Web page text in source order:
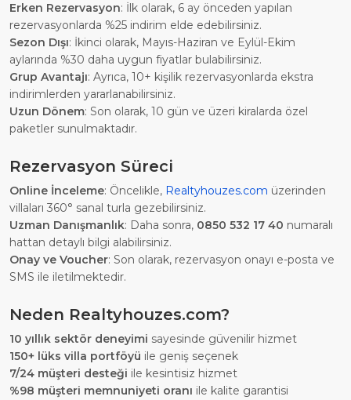
Erken Rezervasyon: İlk olarak, 6 ay önceden yapılan
rezervasyonlarda %25 indirim elde edebilirsiniz.
Sezon Dışı: İkinci olarak, Mayıs-Haziran ve Eylül-Ekim
aylarında %30 daha uygun fiyatlar bulabilirsiniz.
Grup Avantajı: Ayrıca, 10+ kişilik rezervasyonlarda ekstra
indirimlerden yararlanabilirsiniz.
Uzun Dönem: Son olarak, 10 gün ve üzeri kiralarda özel
paketler sunulmaktadır.
Rezervasyon Süreci
Online İnceleme: Öncelikle, Realtyhouzes.com üzerinden
villaları 360° sanal turla gezebilirsiniz.
Uzman Danışmanlık: Daha sonra, 0850 532 17 40 numaralı
hattan detaylı bilgi alabilirsiniz.
Onay ve Voucher: Son olarak, rezervasyon onayı e-posta ve
SMS ile iletilmektedir.
Neden Realtyhouzes.com?
10 yıllık sektör deneyimi sayesinde güvenilir hizmet
150+ lüks villa portföyü ile geniş seçenek
7/24 müşteri desteği ile kesintisiz hizmet
%98 müşteri memnuniyeti oranı ile kalite garantisi